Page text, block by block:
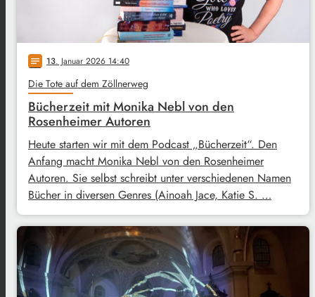
notes 13. Januar 2026 14:40
Die Tote auf dem Zöllnerweg
Bücherzeit mit Monika Nebl von den
Rosenheimer Autoren
Heute starten wir mit dem Podcast „Bücherzeit“. Den
Anfang macht Monika Nebl von den Rosenheimer
Autoren. Sie selbst schreibt unter verschiedenen Namen
Bücher in diversen Genres (Ainoah Jace, Katie S. …